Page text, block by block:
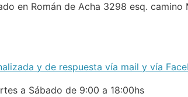
en Román de Acha 3298 esq.
y de respuesta vía mail y vía
a Sábado de 9:00 a 18:00hs